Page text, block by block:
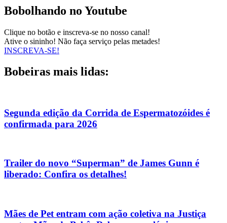
Bobolhando no Youtube
Clique no botão e inscreva-se no nosso canal!
Ative o sininho! Não faça serviço pelas metades!
INSCREVA-SE!
Bobeiras mais lidas:
Segunda edição da Corrida de Espermatozóides é
confirmada para 2026
Trailer do novo “Superman” de James Gunn é
liberado: Confira os detalhes!
Mães de Pet entram com ação coletiva na Justiça